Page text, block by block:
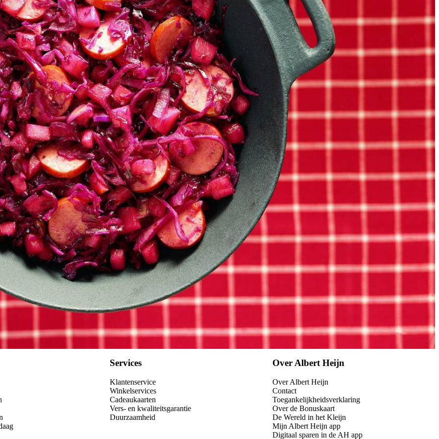
Kies producten
Wat vond je van dit recept?
Services
Klantenservice
Winkelservices
Cadeaukaarten
Vers- en kwaliteitsgarantie
Duurzaamheid
Over Albert Heijn
Over Albert Heijn
Contact
Toegankelijkheidsverklaring
Over de Bonuskaart
De Wereld in het Kleijn
Mijn Albert Heijn app
Digitaal sparen in de AH app